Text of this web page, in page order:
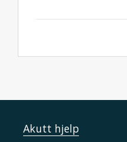
Akutt hjelp